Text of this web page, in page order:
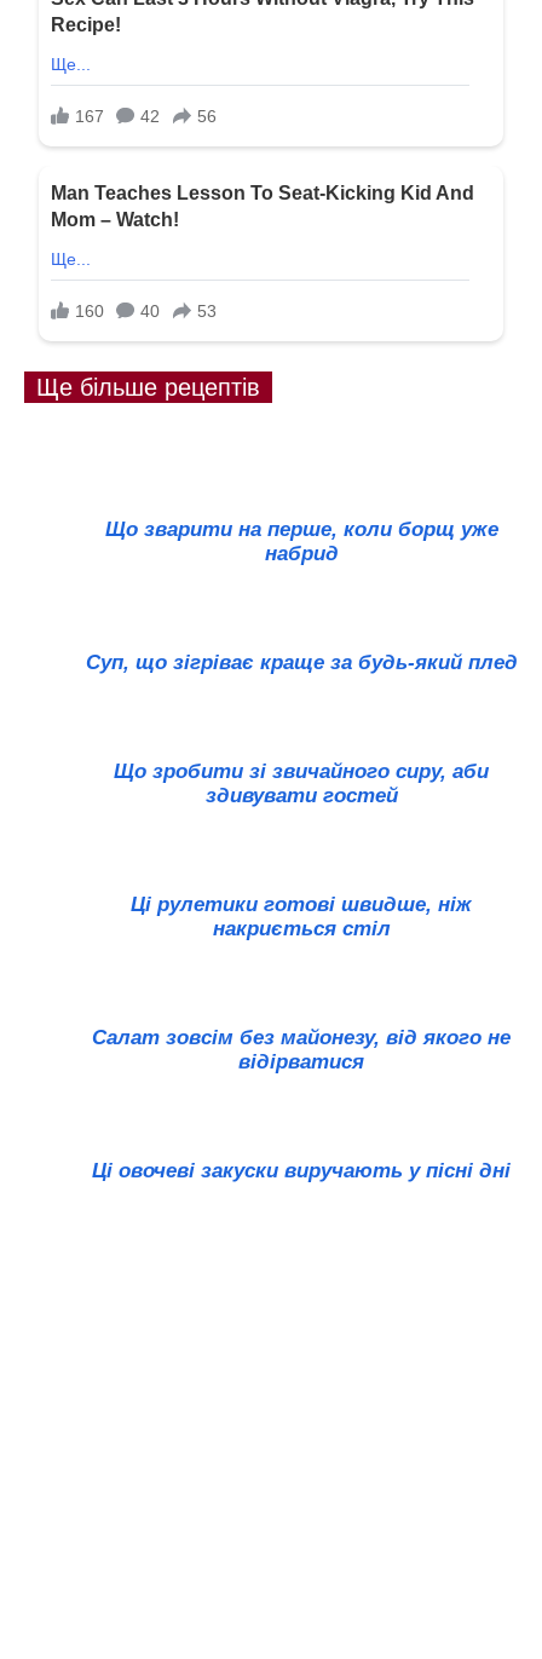
Ще більше рецептів
Що зварити на перше, коли борщ уже
набрид
Суп, що зігріває краще за будь-який плед
Що зробити зі звичайного сиру, аби
здивувати гостей
Ці рулетики готові швидше, ніж
накриється стіл
Салат зовсім без майонезу, від якого не
відірватися
Ці овочеві закуски виручають у пісні дні